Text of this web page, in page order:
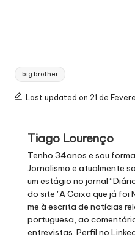
Tags:
big brother
Last updated on 21 de
Tiago Lourenço
Tenho 34anos e sou
Jornalismo e atualmente
um estágio no jornal
do site "A Caixa que já
me à escrita de notícias
portuguesa, ao
entrevistas. Perfil no